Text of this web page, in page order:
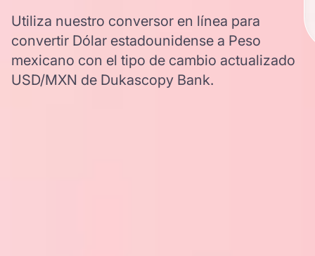
Utiliza nuestro conversor en línea para
convertir Dólar estadounidense a Peso
mexicano con el tipo de cambio actualizado
USD/MXN de Dukascopy Bank.